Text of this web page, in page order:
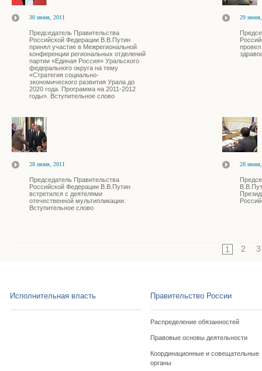
30 июня, 2011
Председатель Правительства
Российской Федерации В.В.Путин
принял участие в Межрегиональной
конференции региональных отделений
партии «Единая Россия» Уральского
федерального округа на тему
«Стратегия социально-
экономического развития Урала до
2020 года. Программа на 2011-2012
годы». Вступительное слово
29
28 июня, 2011
Председатель Правительства
Российской Федерации В.В.Путин
встретился с деятелями
отечественной мультипликации.
Вступительное слово
28
1 2 3
Исполнительная власть Правительство России
Распределение обязанностей
Правовые основы деятельности
Координационные и совещательные
органы